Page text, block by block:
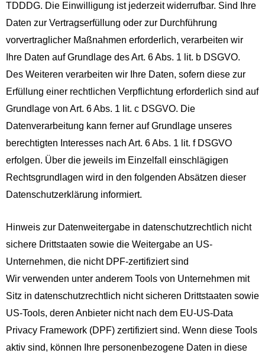
TDDDG. Die Einwilligung ist jederzeit widerrufbar. Sind Ihre
Daten zur Vertragserfüllung oder zur Durchführung
vorvertraglicher Maßnahmen erforderlich, verarbeiten wir
Ihre Daten auf Grundlage des Art. 6 Abs. 1 lit. b DSGVO.
Des Weiteren verarbeiten wir Ihre Daten, sofern diese zur
Erfüllung einer rechtlichen Verpflichtung erforderlich sind auf
Grundlage von Art. 6 Abs. 1 lit. c DSGVO. Die
Datenverarbeitung kann ferner auf Grundlage unseres
berechtigten Interesses nach Art. 6 Abs. 1 lit. f DSGVO
erfolgen. Über die jeweils im Einzelfall einschlägigen
Rechtsgrundlagen wird in den folgenden Absätzen dieser
Datenschutzerklärung informiert.
Hinweis zur Datenweitergabe in datenschutzrechtlich nicht
sichere Drittstaaten sowie die Weitergabe an US-
Unternehmen, die nicht DPF-zertifiziert sind
Wir verwenden unter anderem Tools von Unternehmen mit
Sitz in datenschutzrechtlich nicht sicheren Drittstaaten sowie
US-Tools, deren Anbieter nicht nach dem EU-US-Data
Privacy Framework (DPF) zertifiziert sind. Wenn diese Tools
aktiv sind, können Ihre personenbezogene Daten in diese